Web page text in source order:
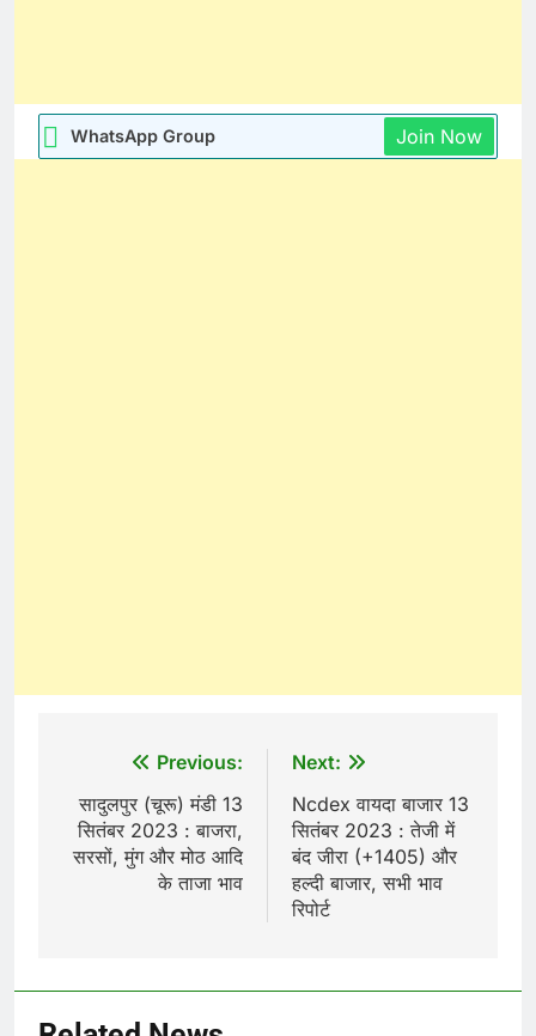
WhatsApp Group Join Now
navigation
Previous:
सादुलपुर (चूरू) मंडी 13
सितंबर 2023 : बाजरा,
सरसों, मुंग और मोठ आदि
के ताजा भाव
Next:
Ncdex वायदा बाजार 13
सितंबर 2023 : तेजी में
बंद जीरा (+1405) और
हल्दी बाजार, सभी भाव
रिपोर्ट